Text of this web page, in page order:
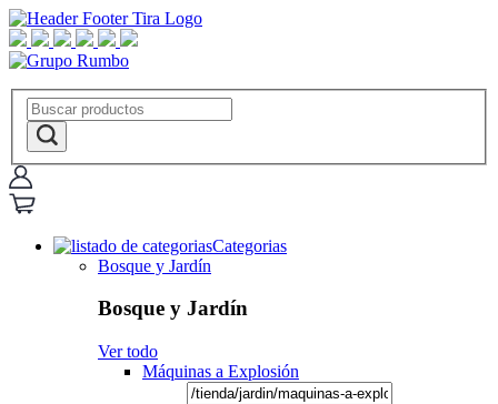
Categorias
Bosque y Jardín
Bosque y Jardín
Ver todo
Máquinas a Explosión